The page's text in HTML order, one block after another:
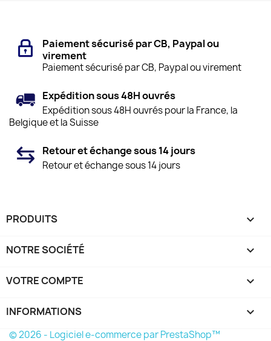
Paiement sécurisé par CB, Paypal ou
virement
Paiement sécurisé par CB, Paypal ou virement
Expédition sous 48H ouvrés
Expédition sous 48H ouvrés pour la France, la
Belgique et la Suisse
Retour et échange sous 14 jours
Retour et échange sous 14 jours
PRODUITS 
NOTRE SOCIÉTÉ 
VOTRE COMPTE 
INFORMATIONS keyboard_arrow_down
© 2026 - Logiciel e-commerce par PrestaShop™